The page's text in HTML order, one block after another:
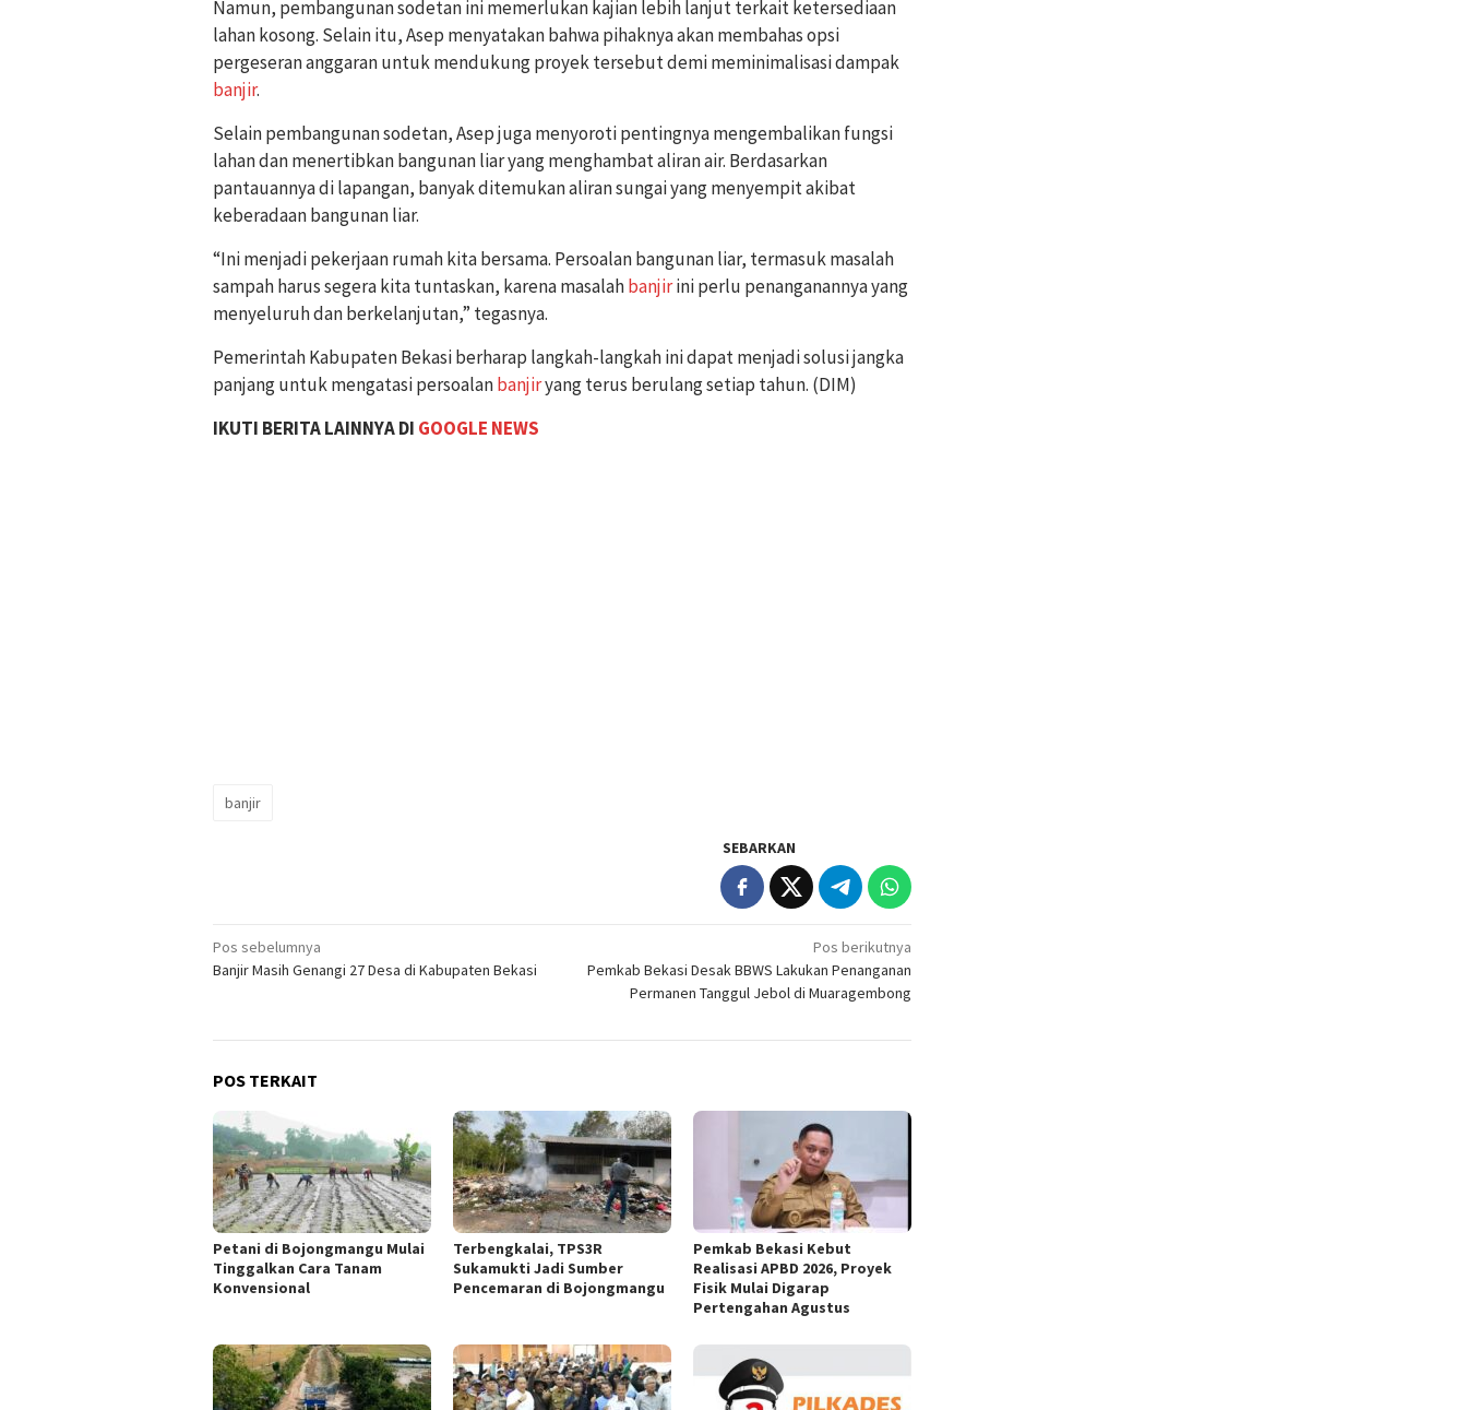
Namun, pembangunan sodetan ini memerlukan kajian lebih lanjut terkait ketersediaan
lahan kosong. Selain itu, Asep menyatakan bahwa pihaknya akan membahas opsi
pergeseran anggaran untuk mendukung proyek tersebut demi meminimalisasi dampak
banjir.
Selain pembangunan sodetan, Asep juga menyoroti pentingnya mengembalikan fungsi
lahan dan menertibkan bangunan liar yang menghambat aliran air. Berdasarkan
pantauannya di lapangan, banyak ditemukan aliran sungai yang menyempit akibat
keberadaan bangunan liar.
“Ini menjadi pekerjaan rumah kita bersama. Persoalan bangunan liar, termasuk masalah
sampah harus segera kita tuntaskan, karena masalahbanjirini perlu penanganannya yang
menyeluruh dan berkelanjutan,” tegasnya.
Pemerintah Kabupaten Bekasi berharap langkah-langkah ini dapat menjadi solusi jangka
panjang untuk mengatasi persoalanbanjiryang terus berulang setiap tahun. (DIM)
IKUTI BERITA LAINNYA DI GOOGLE NEWS
banjir
SEBARKAN
Navigasi
pos
Pos sebelumnya
Banjir Masih Genangi 27 Desa di Kabupaten Bekasi
Pos berikutnya
Pemkab Bekasi Desak BBWS Lakukan Penanganan
Permanen Tanggul Jebol di Muaragembong
POS TERKAIT
Petani di Bojongmangu Mulai
Tinggalkan Cara Tanam
Konvensional
Terbengkalai, TPS3R
Sukamukti Jadi Sumber
Pencemaran di Bojongmangu
Pemkab Bekasi Kebut
Realisasi APBD 2026, Proyek
Fisik Mulai Digarap
Pertengahan Agustus